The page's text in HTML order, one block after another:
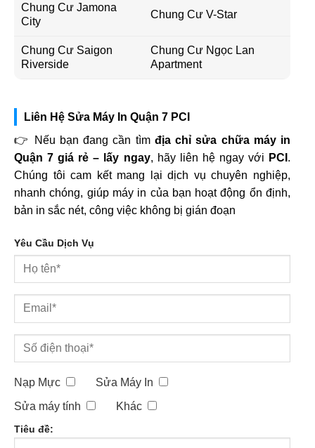
Chung Cư Jamona
City
Chung Cư V-Star
Chung Cư Saigon
Riverside
Chung Cư Ngọc Lan
Apartment
Liên Hệ Sửa Máy In Quận 7 PCI
👉 Nếu bạn đang cần tìm địa chỉ sửa chữa máy in
Quận 7 giá rẻ – lấy ngay, hãy liên hệ ngay với PCI .
Chúng tôi cam kết mang lại dịch vụ chuyên nghiệp,
nhanh chóng, giúp máy in của bạn hoạt động ổn định,
bản in sắc nét, công việc không bị gián đoạn
Yêu Cầu Dịch Vụ
Nạp Mực
Sửa Máy In
Sửa máy tính
Khác
Tiêu đề: